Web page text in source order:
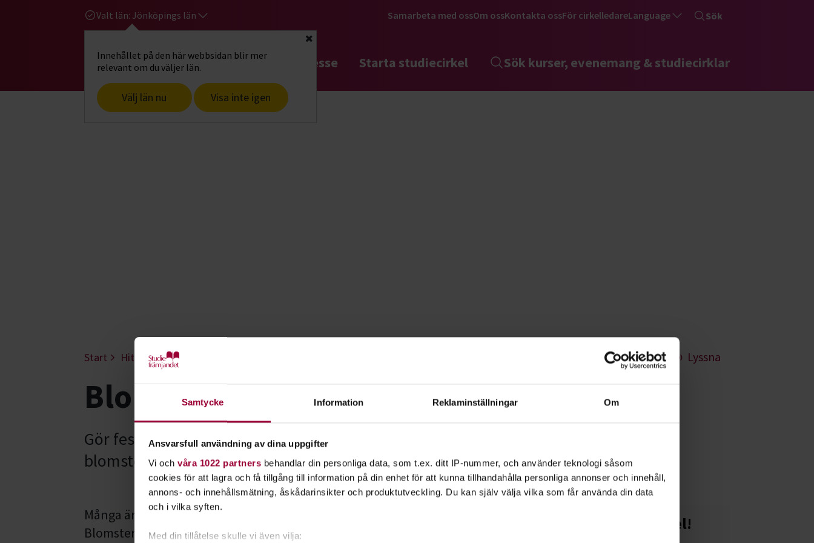
Samtycke Information Reklaminställningar Om
Ansvarsfull användning av dina uppgifter
Vi och våra 1022 partners behandlar din personliga data, som t.ex. ditt IP-nummer, och använder teknologi såsom
cookies för att lagra och få tillgång till information på din enhet för att kunna tillhandahålla personliga annonser och innehåll,
annons- och innehållsmätning, åskådarinsikter och produktutveckling. Du kan själv välja vilka som får använda din data
och i vilka syften.
Med din tillåtelse skulle vi även vilja:
Valt län: Jönköpings län
Innehållet på den här webbsidan blir mer
relevant om du väljer län.
Välj län nu Visa inte igen
Stäng
Samarbeta med ossOm ossKontakta ossFör cirkelledareLanguage Sök
Gå till studiefrämjandets startsidaHitta intresse Starta studiecirkel Sök kurser, evenemang & studiecirklar
Start Hitta intresse Lyssna
Blomsterbindning - Jönköping
Gör festen finare, vardagen roligare och högtiden mer speciell. Lär dig
blomsterbindning hos oss på Studiefrämjandet.
Många är vi som älskar blommor och upplevelsen av färg och form.
Blomsterbindning handlar om att förstå vilka växter som passar ihop och
Starta en studiecirkel!